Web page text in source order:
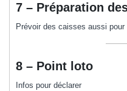
7 – Préparation
Prévoir des caisses aussi
8 – Point loto
Infos pour déclarer